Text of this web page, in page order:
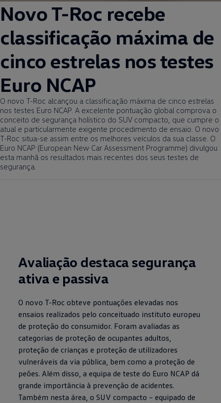
Novo T-Roc recebe
classificação máxima de
cinco estrelas nos testes
Euro NCAP
O novo T-Roc alcançou a classificação máxima de cinco estrelas
nos testes Euro NCAP. A excelente pontuação global comprova o
conceito de segurança holístico do SUV compacto, que cumpre o
atual e particularmente exigente procedimento de ensaio. O novo
T-Roc situa-se assim entre os melhores veículos da sua classe. O
Euro NCAP (European New Car Assessment Programme) divulgou
esta manhã os resultados mais recentes dos seus testes de
segurança.
Avaliação destaca segurança
ativa e passiva
O novo T-Roc obteve pontuações elevadas nos
ensaios realizados pelo conceituado instituto europeu
de proteção do consumidor. Foram avaliadas as
categorias de proteção de ocupantes adultos,
proteção de crianças e proteção de utilizadores
vulneráveis da via pública, bem como a proteção de
peões. Além disso, a equipa de teste do Euro NCAP dá
grande importância à prevenção de acidentes.
Também nesta área, o SUV compacto – equipado de